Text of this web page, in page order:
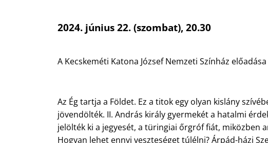
2024. június 22. (szombat), 20.30
A Kecskeméti Katona József Nemzeti Színház előadása
Az Ég tartja a Földet. Ez a titok egy olyan kislány
jövendölték. II. András király gyermekét a hatalmi
jelölték ki a jegyesét, a türingiai őrgróf fiát, miközben
Hogyan lehet ennyi veszteséget túlélni? Árpád-házi